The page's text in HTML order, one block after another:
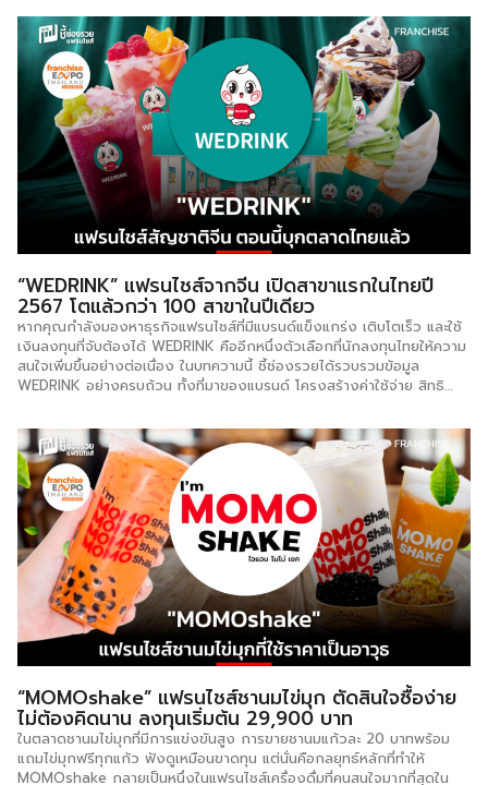
ตลอดกาลที่ไม่เคยตกยุค แม้บริบททางสังคมจะเปลี่ยนแปลงไปตามกาลเวลา
ความนิยมที่ไม่เคยเสื่อมคลายจึงเป็นโอกาสของคนที่อยากมีอาชีพสร้างตัว
โดย ‘ธีรยาหมูปิ้ง’ ที่มีประสบการณ์ในธุรกิจมานานกว่า 13 ปี จัดโปรโมชัน
‘ยืมรถเข็นฟรี’ เพียงสั่งขั้นต่ำ 500 บาท ให้กับผู้ที่สนใจอยากลงทุน สะดวก
ไม่ต้องหมักหมู ไม่ต้องเสียบไม้ สินค้าพร้อมขายทันที เงื่อนไข – เฉพาะเขต
กรุงเทพฯ และปริมณฑล – เปิดบิลแรกขั้นต่ำ 500 บาท – เอกสารแค่บัตร
ประชาชน – สิ่งของที่จะได้รับ รถเข็น+เตาย่าง+ป้าย สนใจติดต่อ 098-
639-6546, 062-168-3585 Line: @939tqkqu การขาย […]
“WEDRINK” แฟรนไชส์จากจีน เปิดสาขาแรกในไทยปี
2567 โตแล้วกว่า 100 สาขาในปีเดียว
หากคุณกำลังมองหาธุรกิจแฟรนไชส์ที่มีแบรนด์แข็งแกร่ง เติบโตเร็ว และใช้
เงินลงทุนที่จับต้องได้ WEDRINK คืออีกหนึ่งตัวเลือกที่นักลงทุนไทยให้ความ
สนใจเพิ่มขึ้นอย่างต่อเนื่อง ในบทความนี้ ชี้ช่องรวยได้รวบรวมข้อมูล
WEDRINK อย่างครบถ้วน ทั้งที่มาของแบรนด์ โครงสร้างค่าใช้จ่าย สิทธิ
และมั่นใจยิ่งขึ้น WEDRINK คืออะไร มาจากไหน? WEDRINK เป็นแบรนด์
เครื่องดื่มและไอศกรีมสัญชาติจีน ในเครือของ Runxiang Catering
Company บริษัทที่มีความเชี่ยวชาญด้านการพัฒนาผลิตภัณฑ์อาหารและ
เครื่องดื่ม การผลิตวัตถุดิบ และการบริหารแบรนด์ระดับสากล สำนักงานใหญ่
ตั้งอยู่ที่เมืองเจิ้งโจว มณฑลเหอหนาน ประเทศจีน แบรนด์ก่อตั้งขึ้นในปี
2555 โดยนำเสนอเมนูหลัก ได้แก่ ไอศกรีมสด ชานม ชาผลไม้ และกาแฟ ใน
ราคาที่เข้าถึงได้ง่าย กลุ่มเป้าหมายหลักคือคนรุ่นใหม่และนักศึกษาที่ต้องการ
เครื่องดื่มคุณภาพดีในราคาย่อมเยา ปัจจุบัน WEDRINK มีสาขาทั่วโลก
มากกว่า 3,000 สาขาใน 10 ประเทศ และขยายตัวอย่างรวดเร็วในกลุ่ม
ประเทศเอเชียตะวันออกเฉียงใต้ ทั้งอินโดนีเซีย มาเลเซีย และไทย
WEDRINK ในประเทศไทย WEDRINK เปิดสาขาแรกในประเทศไทยเมื่อต้นปี […]
“MOMOshake” แฟรนไชส์ชานมไข่มุก ตัดสินใจซื้อง่าย
ไม่ต้องคิดนาน ลงทุนเริ่มต้น 29,900 บาท
ในตลาดชานมไข่มุกที่มีการแข่งขันสูง การขายชานมแก้วละ 20 บาทพร้อม
แถมไข่มุกฟรีทุกแก้ว ฟังดูเหมือนขาดทุน แต่นั่นคือกลยุทธ์หลักที่ทำให้
MOMOshake กลายเป็นหนึ่งในแฟรนไชส์เครื่องดื่มที่คนสนใจมากที่สุดใน